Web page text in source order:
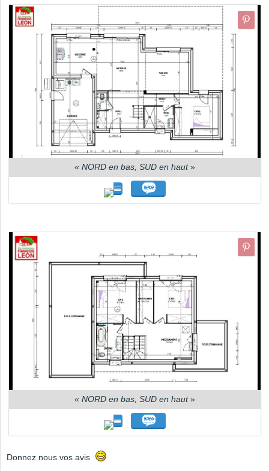
« NORD en bas, SUD en haut»
« NORD en bas, SUD en haut»
Donnez nous vos avis